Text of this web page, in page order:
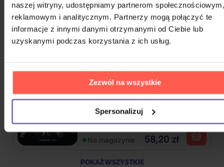
naszej witryny, udostępniamy partnerom społecznościowym,
reklamowym i analitycznym. Partnerzy mogą połączyć te
informacje z innymi danymi otrzymanymi od Ciebie lub
uzyskanymi podczas korzystania z ich usług.
Zezwól na wszystkie
Spersonalizuj
Linkin Park: From Zero (Coloured
Blue Vinyl)
Traktor: Jungle XXI
CD
Na magazynie 58,20 zł
POKAŻ WSZYSTKIE